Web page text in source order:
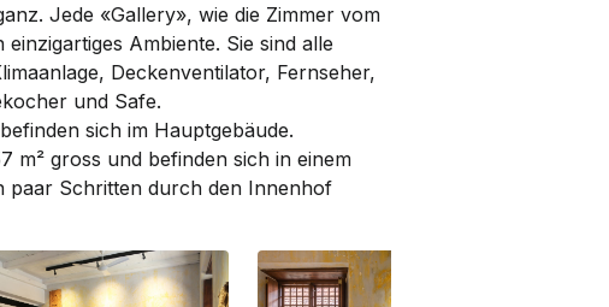
Jede «Gallery», wie die Zimmer vom
Ambiente. Sie sind alle
Deckenventilator, Fernseher,
und Safe.
sich im Hauptgebäude.
m² gross und befinden sich in einem
paar Schritten durch den Innenhof